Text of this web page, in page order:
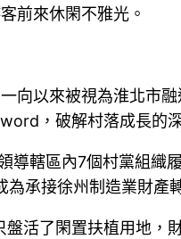
前來休閑不雅光。
以來被視為淮北市
，破解村落成長的
導轄區內7個村黨組
為承接徐州制造業財產
活了閑置扶植用地